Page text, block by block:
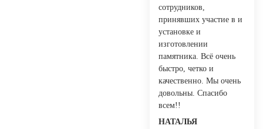
сотрудников,
принявших участие в и
установке и
изготовлении
памятника. Всё очень
быстро, четко и
качественно. Мы очень
довольны. Спасибо
всем!!
НАТАЛЬЯ